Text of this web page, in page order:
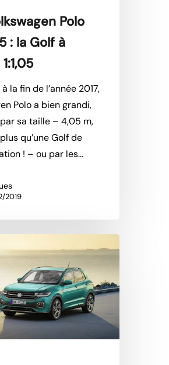
Polo
: la Golf à
la fin de l’année 2017,
Polo a bien grandi,
sa taille – 4,05 m,
qu’une Golf de
! – ou par les…
2019